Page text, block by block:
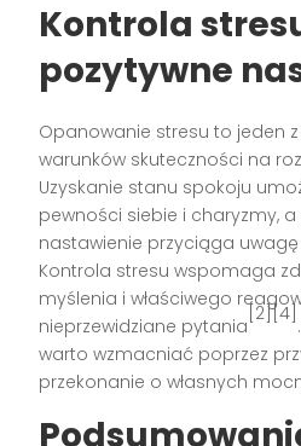
Kontrola
pozytywne
Opanowanie stresu to jeden
warunków skuteczności na
Uzyskanie stanu spokoju
pewności siebie i charyzmy,
nastawienie przyciąga
Kontrola stresu wspomaga
myślenia i właściwego
nieprzewidziane pytania
[2][4]
warto wzmacniać poprzez
przekonanie o własnych